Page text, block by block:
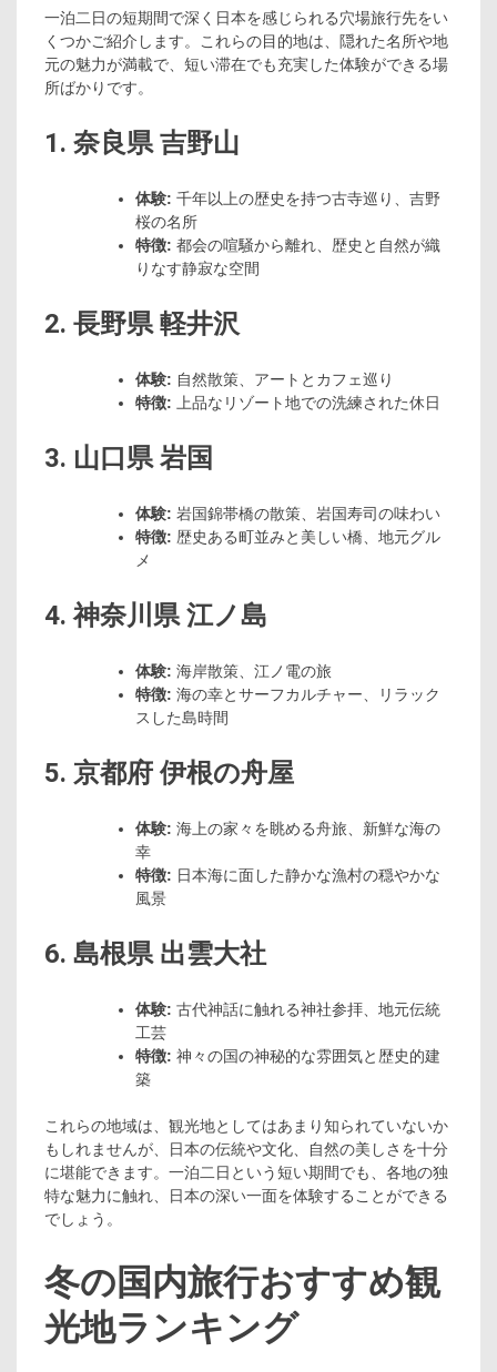
一泊二日の短期間で深く日本を感じられる穴場旅行先をい
くつかご紹介します。これらの目的地は、隠れた名所や地
元の魅力が満載で、短い滞在でも充実した体験ができる場
所ばかりです。
1. 奈良県 吉野山
体験: 千年以上の歴史を持つ古寺巡り、吉野
桜の名所
特徴: 都会の喧騒から離れ、歴史と自然が織
りなす静寂な空間
2. 長野県 軽井沢
体験: 自然散策、アートとカフェ巡り
特徴: 上品なリゾート地での洗練された休日
3. 山口県 岩国
体験: 岩国錦帯橋の散策、岩国寿司の味わい
特徴: 歴史ある町並みと美しい橋、地元グル
メ
4. 神奈川県 江ノ島
体験: 海岸散策、江ノ電の旅
特徴: 海の幸とサーフカルチャー、リラック
スした島時間
5. 京都府 伊根の舟屋
体験: 海上の家々を眺める舟旅、新鮮な海の
幸
特徴: 日本海に面した静かな漁村の穏やかな
風景
6. 島根県 出雲大社
体験: 古代神話に触れる神社参拝、地元伝統
工芸
特徴: 神々の国の神秘的な雰囲気と歴史的建
築
これらの地域は、観光地としてはあまり知られていないか
もしれませんが、日本の伝統や文化、自然の美しさを十分
に堪能できます。一泊二日という短い期間でも、各地の独
特な魅力に触れ、日本の深い一面を体験することができる
でしょう。
冬の国内旅行おすすめ観
光地ランキング